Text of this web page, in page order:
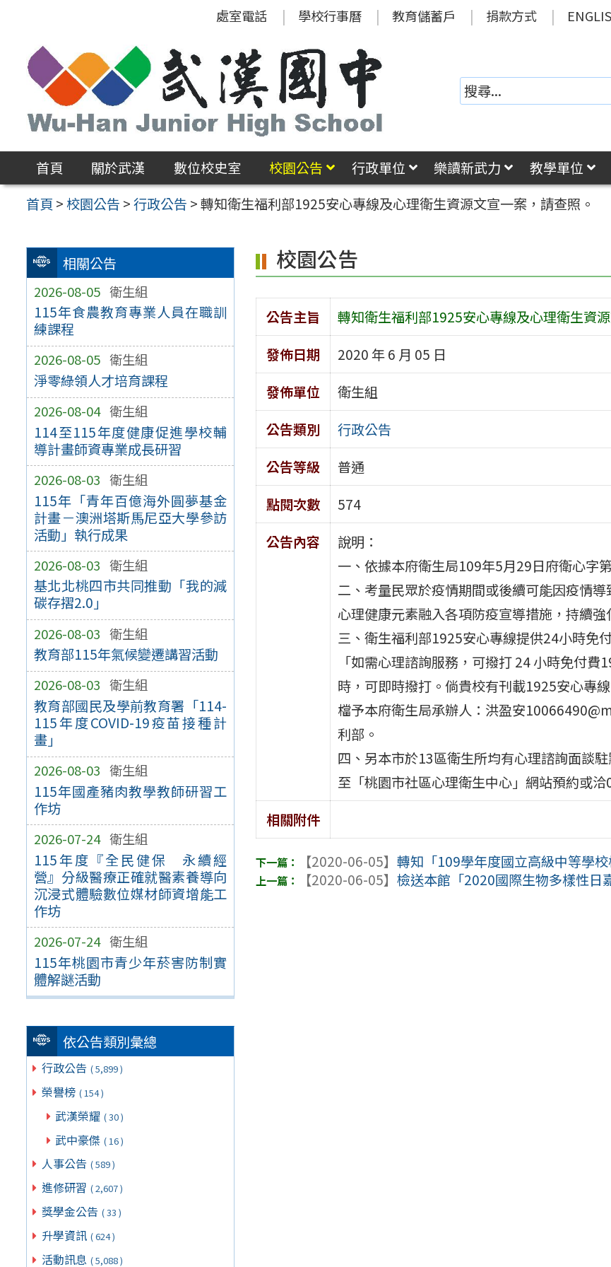
區
處室電話 學校行事曆 教育儲蓄戶 捐款方式
首頁 關於武漢 數位校史室 校園公告 行政單位 樂讀新武力 教學單位
首頁 >校園公告 >行政公告 >轉知衛生福利部1925安心專線及心理衛生資源文宣一案，請查照。
相關公告
2026-08-05 衛生組
115年食農教育專業人員在職訓
練課程
2026-08-05 衛生組
淨零綠領人才培育課程
2026-08-04 衛生組
114至115年度健康促進學校輔
導計畫師資專業成長研習
2026-08-03 衛生組
115年「青年百億海外圓夢基金
計畫－澳洲塔斯馬尼亞大學參訪
活動」執行成果
2026-08-03 衛生組
基北北桃四市共同推動「我的減
碳存摺2.0」
2026-08-03 衛生組
教育部115年氣候變遷講習活動
2026-08-03 衛生組
教育部國民及學前教育署「114-
115年度COVID-19疫苗接種計
畫」
2026-08-03 衛生組
115年國產豬肉教學教師研習工
作坊
2026-07-24 衛生組
115年度『全民健保 永續經
營』分級醫療正確就醫素養導向
沉浸式體驗數位媒材師資增能工
作坊
2026-07-24 衛生組
115年桃園市青少年菸害防制實
體解謎活動
依公告類別彙總
行政公告 ( 5,899 )
榮譽榜 ( 154 )
武漢榮耀 ( 30 )
武中豪傑 ( 16 )
人事公告 ( 589 )
進修研習 ( 2,607 )
獎學金公告 ( 33 )
升學資訊 ( 624 )
活動訊息 ( 5,088 )
校園公告
公告主旨
轉知衛生福利部1925安心專線及心理衛生資
發佈日期
2020 年 6 月 05 日
發佈單位
衛生組
公告類別
行政公告
公告等級
普通
點閱次數
574
公告內容
說明：
一、依據本府衛生局109年5月29日府衛心字
二、考量民眾於疫情期間或後續可能因疫情
心理健康元素融入各項防疫宣導措施，持續強
三、衛生福利部1925安心專線提供24小時免
「如需心理諮詢服務，可撥打 24 小時免付
時，可即時撥打。倘貴校有刊載1925安心專
檔予本府衛生局承辦人：洪盈安
利部。
四、另本市於13區衛生所均有心理諮詢面談
至「桃園市社區心理衛生中心」網站預約或
相關附件
【2020-06-05】轉知「109學年度國立高級中等學
【2020-06-05】檢送本館「2020國際生物多樣性日